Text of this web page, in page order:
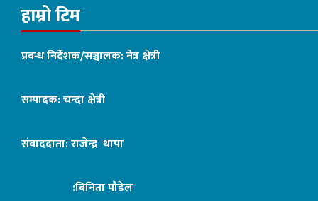
हाम्रो टिम
प्रबन्ध निर्देशक/सञ्चालक: नेत्र क्षेत्री
सम्पादक: चन्दा क्षेत्री
संवाददाता: राजेन्द्र थापा
:बिनिता पौडेल